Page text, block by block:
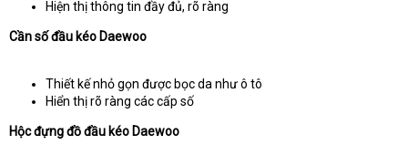
Hiện thị thông tin đầy đủ, rõ ràng
Cần số đầu kéo Daewoo
Thiết kế nhỏ gọn được bọc da như ô tô
Hiển thị rõ ràng các cấp số
Hộc đựng đồ đầu kéo Daewoo